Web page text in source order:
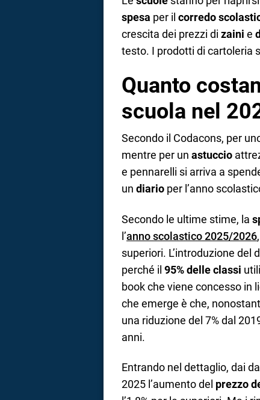
spesa per il corredo
crescita dei prezzi di zaini e
testo. I prodotti di cartoleria
Quanto
scuola nel
Secondo il Codacons, per
mentre per un astuccio
e pennarelli si arriva a
un diario per l’anno
Secondo le ultime stime, la
l’anno scolastico 2025/2026
superiori. L’introduzione
perché il 95% delle classi
book che viene concesso in
che emerge è che,
una riduzione del 7% dal
anni.
Entrando nel dettaglio, dai
2025 l’aumento del prezzo